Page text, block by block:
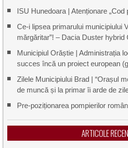
ISU Hunedoara | Atenționare „Cod
Ce-i lipsea primarului municipiului
mărgăritar”! – Dacia Duster hybrid
Municipiul Orăștie | Administrația
succes încă un proiect european
Zilele Municipiului Brad | “Orașul
de muncă și la primar îi arde de
Pre-poziționarea pompierilor
ARTICOLE